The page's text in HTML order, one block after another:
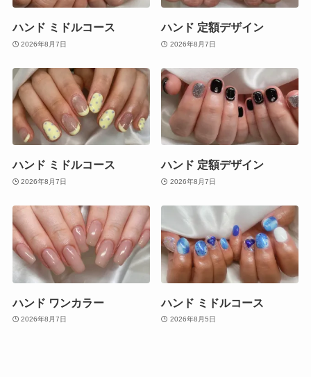
ハンド ミドルコース
2026年8月7日
ハンド 定額デザイン
2026年8月7日
ハンド ミドルコース
2026年8月7日
ハンド 定額デザイン
2026年8月7日
ハンド ワンカラー
2026年8月7日
ハンド ミドルコース
2026年8月5日